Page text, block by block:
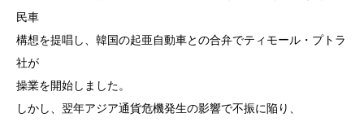
民車
構想を提唱し、韓国の起亜自動車との合弁でティモール・プトラ
社が
操業を開始しました。
しかし、翌年アジア通貨危機発生の影響で不振に陥り、